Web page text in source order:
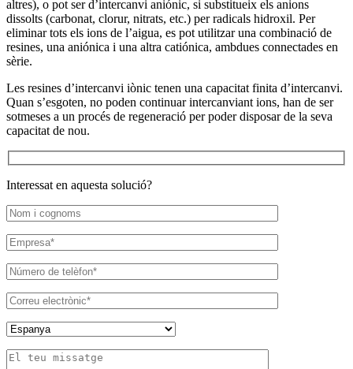
altres), o pot ser d’intercanvi aniónic, si substitueix els anions
dissolts (carbonat, clorur, nitrats, etc.) per radicals hidroxil. Per
eliminar tots els ions de l’aigua, es pot utilitzar una combinació de
resines, una aniónica i una altra catiónica, ambdues connectades en
sèrie.
Les resines d’intercanvi iònic tenen una capacitat finita d’intercanvi.
Quan s’esgoten, no poden continuar intercanviant ions, han de ser
sotmeses a un procés de regeneració per poder disposar de la seva
capacitat de nou.
Interessat en aquesta solució?